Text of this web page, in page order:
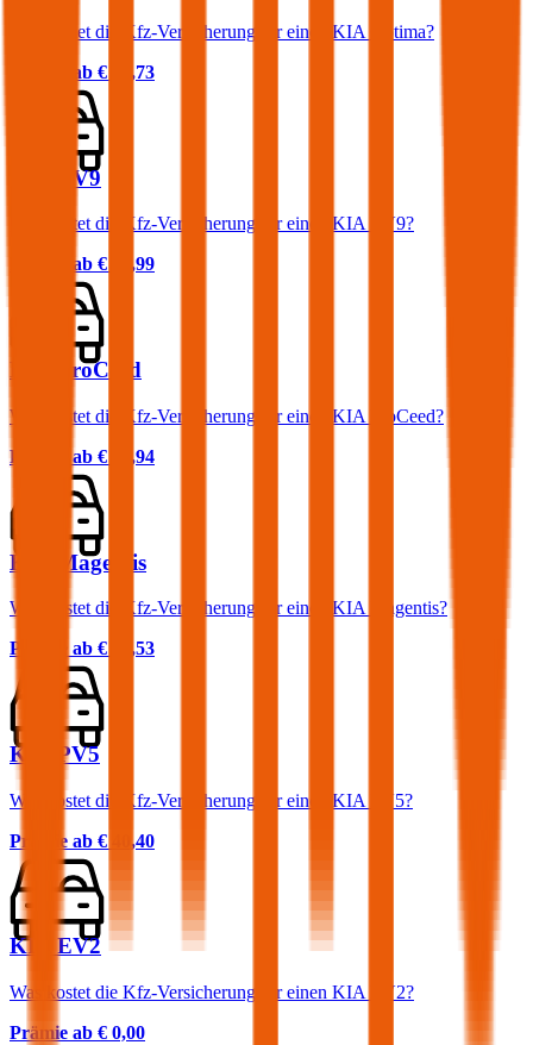
Was kostet die Kfz-Versicherung für einen KIA Optima?
Prämie ab € 64,73
KIA EV9
Was kostet die Kfz-Versicherung für einen KIA EV9?
Prämie ab € 58,99
KIA ProCeed
Was kostet die Kfz-Versicherung für einen KIA ProCeed?
Prämie ab € 52,94
KIA Magentis
Was kostet die Kfz-Versicherung für einen KIA Magentis?
Prämie ab € 77,53
KIA PV5
Was kostet die Kfz-Versicherung für einen KIA PV5?
Prämie ab € 40,40
KIA EV2
Was kostet die Kfz-Versicherung für einen KIA EV2?
Prämie ab € 0,00